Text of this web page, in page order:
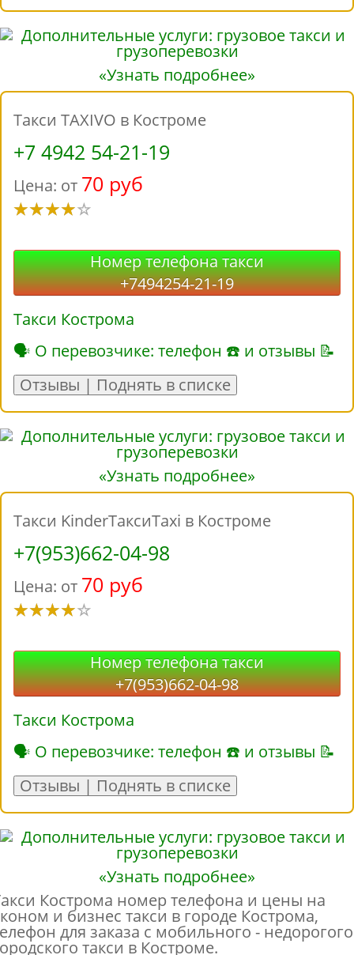
«Узнать подробнее»
Такси TAXIVO в Костроме
+7 4942 54-21-19
Цена: от 70 руб
Номер телефона такси
+7494254-21-19
Такси Кострома
🗣 О перевозчике: телефон ☎ и отзывы 📝
Отзывы | Поднять в списке
«Узнать подробнее»
Такси KinderТаксиTaxi в Костроме
+7(953)662-04-98
Цена: от 70 руб
Номер телефона такси
+7(953)662-04-98
Такси Кострома
🗣 О перевозчике: телефон ☎ и отзывы 📝
Отзывы | Поднять в списке
«Узнать подробнее»
Кострома номер телефона и цены на
и бизнес такси в городе Кострома,
для заказа с мобильного - недорогого
такси в Костроме.